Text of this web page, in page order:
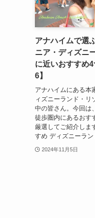
アナハイムで選
ニア・ディズニ
に近いおすすめ
6】
アナハイムにある本
ィズニーランド・リ
中の皆さん。今回は
徒歩圏内にあるおす
厳選してご紹介しま
すめ ディズニーラン
2024年11月5日